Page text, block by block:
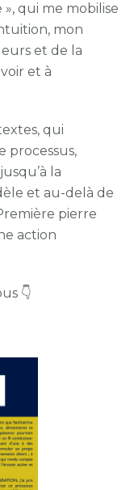
qui me mobilise
mon
et de la
et à
qui
processus,
la
et au-delà de
pierre
action
👇